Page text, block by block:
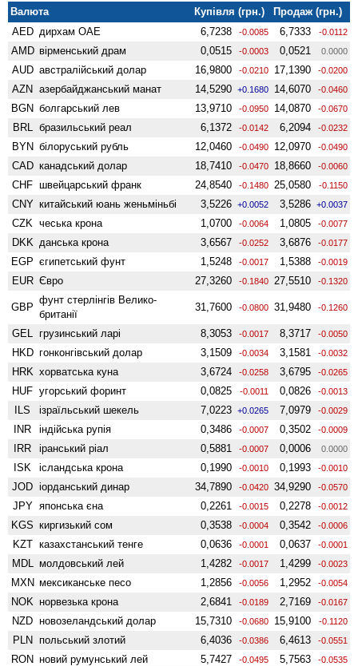
Валюта Купівля (грн.)
Продаж (грн.)
AED дирхам ОАЕ 6,7238 -0.0085 6,7333 -0.0112
AMD вiрменський драм 0,0515 -0.0003 0,0521 0.0000
AUD австралійський долар 16,9800 -0.0210 17,1390 -0.0200
AZN азербайджанський манат 14,5290 +0.1680 14,6070 -0.0460
BGN болгарський лев 13,9710 -0.0950 14,0870 -0.0670
BRL бразильський реал 6,1372 -0.0142 6,2094 -0.0232
BYN білоруський рубль 12,0460 -0.0490 12,0970 -0.0490
CAD канадський долар 18,7410 -0.0470 18,8660 -0.0060
CHF швейцарський франк 24,8540 -0.1480 25,0580 -0.1150
CNY китайський юань женьмiньбi 3,5226 +0.0052 3,5286 +0.0037
CZK чеська крона 1,0700 -0.0064 1,0805 -0.0077
DKK данська крона 3,6567 -0.0252 3,6876 -0.0177
EGP єгипетський фунт 1,5248 -0.0017 1,5388 -0.0019
EUR Євро 27,3260 -0.1840 27,5510 -0.1320
GBP
фунт стерлінгів Велико­
британії
31,7600 -0.0800 31,9480 -0.1260
GEL грузинський ларі 8,3053 -0.0017 8,3717 -0.0050
HKD гонконгівський долар 3,1509 -0.0034 3,1581 -0.0032
HRK хорватська куна 3,6724 -0.0258 3,6795 -0.0265
HUF угорський форинт 0,0825 -0.0011 0,0826 -0.0013
ILS ізраїльський шекель 7,0223 +0.0265 7,0979 -0.0029
INR індійська рупія 0,3486 -0.0007 0,3502 -0.0009
IRR іранський ріал 0,5881 -0.0007 0,0006 0.0000
ISK ісландська крона 0,1990 -0.0010 0,1993 -0.0010
JOD іорданський динар 34,7890 -0.0420 34,9290 -0.0570
JPY японська єна 0,2261 -0.0015 0,2278 -0.0012
KGS киргизький сом 0,3538 -0.0004 0,3542 -0.0006
KZT казахстанський тенге 0,0636 -0.0001 0,0637 -0.0001
MDL молдовський лей 1,4282 -0.0017 1,4299 -0.0023
MXN мексиканське песо 1,2856 -0.0056 1,2952 -0.0054
NOK норвезька крона 2,6841 -0.0189 2,7169 -0.0167
NZD ново­зеландський долар 15,7310 -0.0680 15,9100 -0.1120
PLN польський злотий 6,4036 -0.0386 6,4613 -0.0551
RON новий румунський лей 5,7427 -0.0495 5,7563 -0.0535